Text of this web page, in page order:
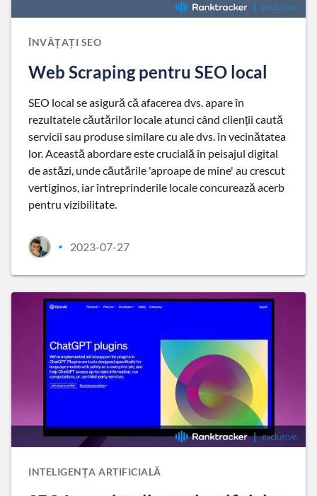
ÎNVĂȚAȚI SEO
Web Scraping pentru SEO local
SEO local se asigură că afacerea dvs. apare în
rezultatele căutărilor locale atunci când clienții caută
servicii sau produse similare cu ale dvs. în vecinătatea
lor. Această abordare este crucială în peisajul digital
de astăzi, unde căutările 'aproape de mine' au crescut
vertiginos, iar întreprinderile locale concurează acerb
pentru vizibilitate.
• 2023-07-27
INTELIGENȚA ARTIFICIALĂ